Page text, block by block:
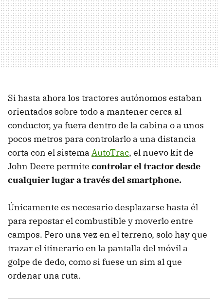
Si hasta ahora los tractores autónomos estaban
orientados sobre todo a mantener cerca al
conductor, ya fuera dentro de la cabina o a unos
pocos metros para controlarlo a una distancia
corta con el sistema AutoTrac, el nuevo kit de
John Deere permite controlar el tractor desde
cualquier lugar a través del smartphone.
Únicamente es necesario desplazarse hasta él
para repostar el combustible y moverlo entre
campos. Pero una vez en el terreno, solo hay que
trazar el itinerario en la pantalla del móvil a
golpe de dedo, como si fuese un sim al que
ordenar una ruta.